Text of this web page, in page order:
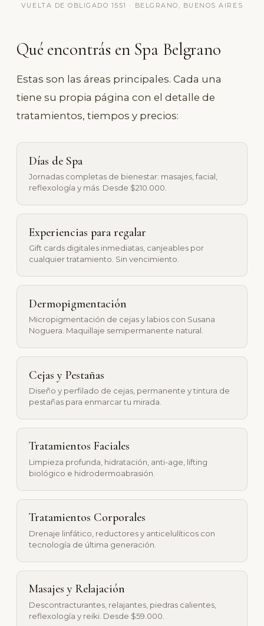
VUELTA DE OBLIGADO 1551 · BELGRANO, BUENOS AIRES
Qué encontrás en Spa Belgrano
Estas son las áreas principales. Cada una
tiene su propia página con el detalle de
tratamientos, tiempos y precios:
Días de Spa
Jornadas completas de bienestar: masajes, facial,
reflexología y más. Desde $210.000.
Experiencias para regalar
Gift cards digitales inmediatas, canjeables por
cualquier tratamiento. Sin vencimiento.
Dermopigmentación
Micropigmentación de cejas y labios con Susana
Noguera. Maquillaje semipermanente natural.
Cejas y Pestañas
Diseño y perfilado de cejas, permanente y tintura de
pestañas para enmarcar tu mirada.
Tratamientos Faciales
Limpieza profunda, hidratación, anti-age, lifting
biológico e hidrodermoabrasión.
Tratamientos Corporales
Drenaje linfático, reductores y anticelulíticos con
tecnología de última generación.
Masajes y Relajación
Descontracturantes, relajantes, piedras calientes,
reflexología y reiki. Desde $59.000.